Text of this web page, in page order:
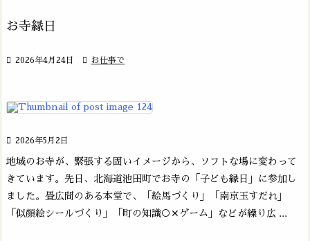
お寺縁日
 2026年4月24日  お仕事で
 2026年5月2日
地域のお寺が、緊張する固いイメージから、ソフトな場に変わって
きています。先日、北海道池田町でお寺の「子ども縁日」に参加し
ました。畳広間のある本堂で、「絵馬づくり」「南京玉すだれ」
「似顔絵シールづくり」「町の知識○✕ゲーム」などが繰り広 ...